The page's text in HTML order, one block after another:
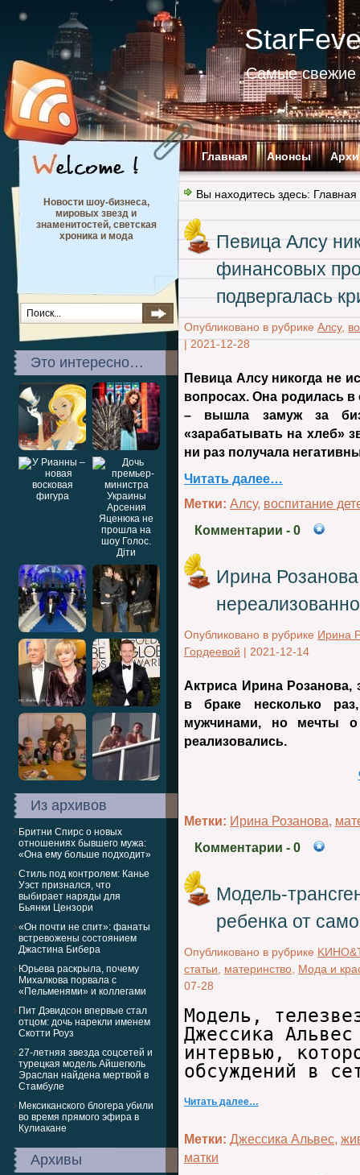
Самые свежие
Главная Анонсы
Новости шоу-бизнеса,
мировых звезд и
знаменитостей, светская
хроника и мода
Это интересно…
Из архивов
Бритни Спирс о новых
отношениях бывшего мужа:
«Она ему больше подходит»
Стиль под контролем: Канье
Уэст признался, что
выбирает наряды для
Бьянки Цензори
«Он почти не спит»: фанаты
встревожены состоянием
Джастина Бибера
Юрьева раскрыла, почему
Михалкова порвала с
«Пельменями» и коллегами
Пит Дэвидсон впервые стал
отцом: дочь нарекли именем
Скотти Роуз
27-летняя звезда соцсетей и
турецкая модель Айшегюль
Эраслан найдена мертвой в
Стамбуле
Мексиканского блогера убили
во время прямого эфира в
Кулиакане
Архивы
Вы находитесь здесь: Главная
Певица Алсу
финансовых
подвергалась
Опубликовано в рубрике Алсу,
|2021-12-28
Певица Алсу никогда не
вопросах. Она родилась в
– вышла замуж за
«зарабатывать на хлеб»
ни раз получала
Читать далее…
Метки: Алсу, воспитание
Комментарии - 0
Ирина
Опубликовано в рубрике Ирина
Гордеевой | 2021-12-14
Актриса Ирина
в браке несколько
мужчинами, но мечты
реализовались.
Метки: Ирина Розанова,
Комментарии - 0
Модель-
ребенка от
Опубликовано в рубрике
статьи
материнство Мода и
07-28
Модель,
Джессика
интервью,
обсуждений в
Читать далее…
Метки: Джессика Альвес,
матки